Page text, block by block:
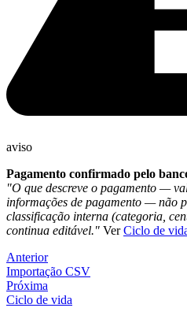
aviso
Pagamento confirmado pelo
"O que descreve o pagamento —
informações de pagamento — não
classificação interna (categoria,
continua editável." VerCiclo de
Anterior
Importação CSV
Próxima
Ciclo de vida